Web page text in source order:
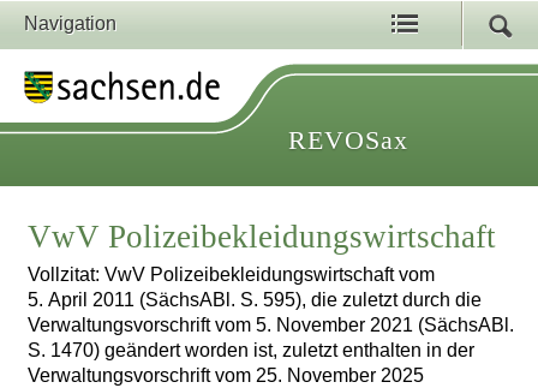
Navigation
REVOSax
VwV Polizeibekleidungswirtschaft
Vollzitat: VwV Polizeibekleidungswirtschaft vom
5. April 2011 (SächsABl. S. 595), die zuletzt durch die
Verwaltungsvorschrift vom 5. November 2021 (SächsABl.
S. 1470) geändert worden ist, zuletzt enthalten in der
Verwaltungsvorschrift vom 25. November 2025